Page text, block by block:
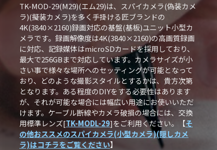
TK-MOD-29(M29)(エム29)は、スパイカメラ(偽装カメ
ラ)(擬装カメラ)を多く手掛ける匠ブランドの
4K(3840×2160)録画対応の基盤(基板)ユニット小型カ
メラです。録画解像度は4K(3840×2160)の高画質録画
に対応、記録媒体はmicroSDカードを採用しており、
最大で256GBまで対応しています。カメラサイズが小
さい事で様々な場所へのセッティングが可能となって
おり、どのような撮影スタイルとするかは、貴方次第
となります。ある程度のDIYをする必要性はあります
が、それが可能な場合には幅広い用途にお使いいただ
けます。ケーブル断線やカメラ破損の場合には、交換
用標準レンズ[TK-MODL-29]をご利用ください。【そ
の他おススメのスパイカメラ(小型カメラ)(隠しカメ
ラ)はコチラをご覧ください】